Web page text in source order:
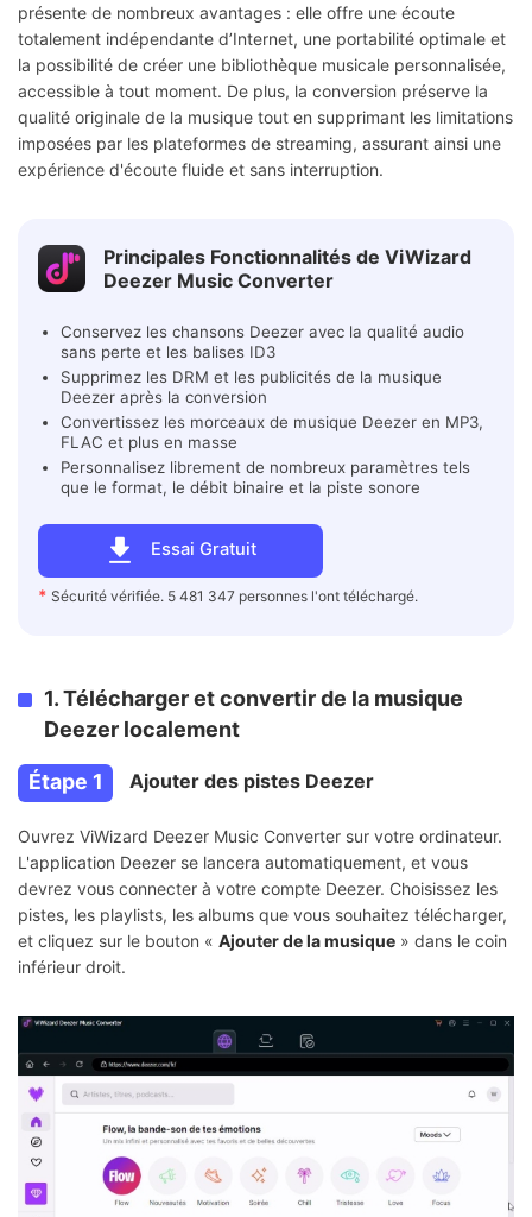
présente de nombreux avantages : elle offre une écoute
totalement indépendante d’Internet, une portabilité optimale et
la possibilité de créer une bibliothèque musicale personnalisée,
accessible à tout moment. De plus, la conversion préserve la
qualité originale de la musique tout en supprimant les limitations
imposées par les plateformes de streaming, assurant ainsi une
expérience d'écoute fluide et sans interruption.
Principales Fonctionnalités de ViWizard
Deezer Music Converter
Essai Gratuit
* Sécurité vérifiée. 5 481 347 personnes l'ont téléchargé.
Conservez les chansons Deezer avec la qualité audio
sans perte et les balises ID3
Supprimez les DRM et les publicités de la musique
Deezer après la conversion
Convertissez les morceaux de musique Deezer en MP3,
FLAC et plus en masse
Personnalisez librement de nombreux paramètres tels
que le format, le débit binaire et la piste sonore
1. Télécharger et convertir de la musique
Deezer localement
Étape 1 Ajouter des pistes Deezer
Ouvrez ViWizard Deezer Music Converter sur votre ordinateur.
L'application Deezer se lancera automatiquement, et vous
devrez vous connecter à votre compte Deezer. Choisissez les
pistes, les playlists, les albums que vous souhaitez télécharger,
et cliquez sur le bouton « Ajouter de la musique » dans le coin
inférieur droit.